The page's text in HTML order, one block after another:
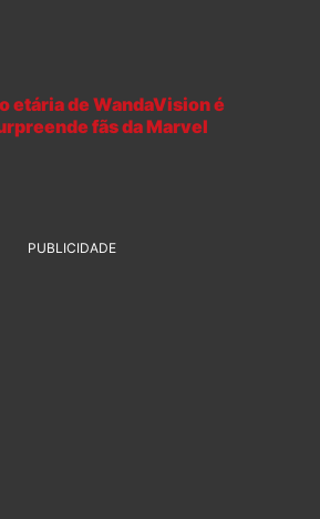
etária de WandaVision é
fãs da Marvel
PUBLICIDADE